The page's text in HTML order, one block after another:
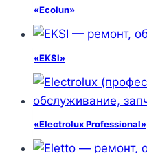
«Ecolun»
«EKSI»
«Electrolux Professional»